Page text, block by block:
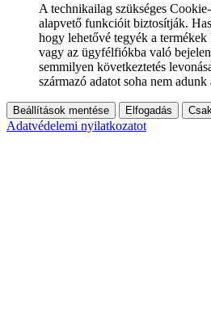
A technikailag szükséges
alapvető funkcióit biztosítják.
hogy lehetővé tegyék a termékek
vagy az ügyfélfiókba való
semmilyen következtetés
származó adatot soha nem
Beállítások mentése Elfogadás
Adatvédelemi nyilatkozatot